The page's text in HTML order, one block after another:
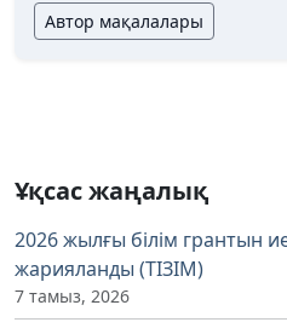
Автор мақалалары
Ұқсас жаңалық
2026 жылғы білім грантын
жарияланды (ТІЗІМ)
7 тамыз, 2026